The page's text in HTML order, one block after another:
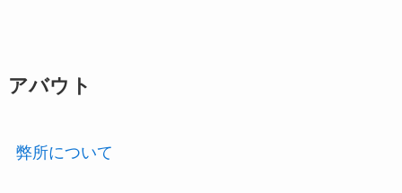
アバウト
弊所について